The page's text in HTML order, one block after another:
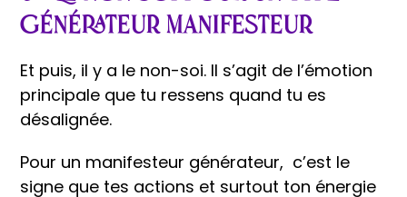
Générateur Manifesteur
Et puis, il y a le non-soi. Il s’agit de l’émotion
principale que tu ressens quand tu es
désalignée.
Pour un manifesteur générateur, c’est le
signe que tes actions et surtout ton énergie